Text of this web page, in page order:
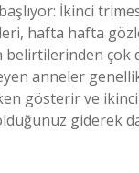
İkinci
hafta hafta
çok
anneler
gösterir ve
giderek